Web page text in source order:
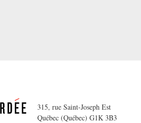
315, rue Saint-Joseph Est
Québec (Québec) G1K 3B3